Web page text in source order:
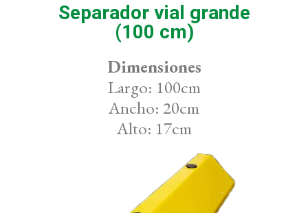
Separador vial grande
(100 cm)
Dimensiones
Largo: 100cm
Ancho: 20cm
Alto: 17cm